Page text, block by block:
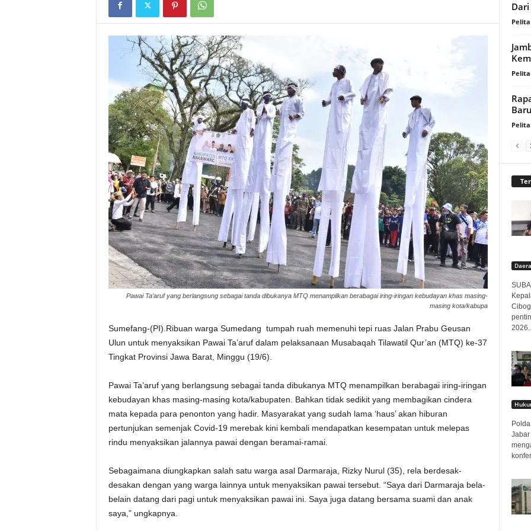
Pawai Ta’aruf yang berlangsung sebagai tanda dibukanya MTQ menampilkan berabagai iring-iringan kebudayan khas masing-
masing kota/kabupa
Sumefang-(PI).Ribuan warga Sumedang tumpah ruah memenuhi tepi ruas Jalan Prabu Geusan
Ulun untuk menyaksikan Pawai Ta’aruf dalam pelaksanaan Musabaqah Tilawatil Qur’an (MTQ) ke-37
Tingkat Provinsi Jawa Barat, Minggu (19/6).
Pawai Ta’aruf yang berlangsung sebagai tanda dibukanya MTQ menampilkan berabagai iring-iringan
kebudayan khas masing-masing kota/kabupaten. Bahkan tidak sedikit yang membagikan cindera
mata kepada para penonton yang hadir. Masyarakat yang sudah lama ‘haus’ akan hiburan
pertunjukan semenjak Covid-19 merebak kini kembali mendapatkan kesempatan untuk melepas
rindu menyaksikan jalannya pawai dengan beramai-ramai.
Sebagaimana diungkapkan salah satu warga asal Darmaraja, Rizky Nurul (35), rela berdesak-
desakan dengan yang warga lainnya untuk menyaksikan pawai tersebut. “Saya dari Darmaraja bela-
belain datang dari pagi untuk menyaksikan pawai ini. Saya juga datang bersama suami dan anak
saya,” ungkapnya.
Jabar